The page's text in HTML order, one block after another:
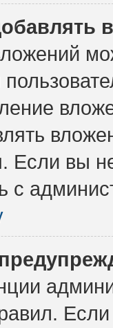
Если вы
с